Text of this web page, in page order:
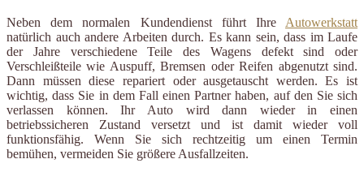
Neben dem normalen Kundendienst führt Ihre Autowerkstatt
natürlich auch andere Arbeiten durch. Es kann sein, dass im Laufe
der Jahre verschiedene Teile des Wagens defekt sind oder
Verschleißteile wie Auspuff, Bremsen oder Reifen abgenutzt sind.
Dann müssen diese repariert oder ausgetauscht werden. Es ist
wichtig, dass Sie in dem Fall einen Partner haben, auf den Sie sich
verlassen können. Ihr Auto wird dann wieder in einen
betriebssicheren Zustand versetzt und ist damit wieder voll
funktionsfähig. Wenn Sie sich rechtzeitig um einen Termin
bemühen, vermeiden Sie größere Ausfallzeiten.